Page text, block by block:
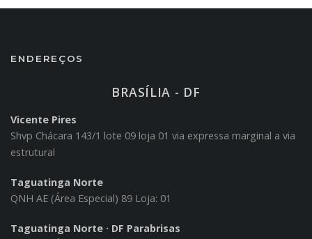
ENDEREÇOS
BRASÍLIA - DF
Vicente Pires
Shvp Chácara 143/1 lote 09 loja 01 via expressa marginal a via
estrutural
Taguatinga Norte
QNH AE (Área Especial) 89 Loja: 01
Taguatinga Norte · DF Parabrisas